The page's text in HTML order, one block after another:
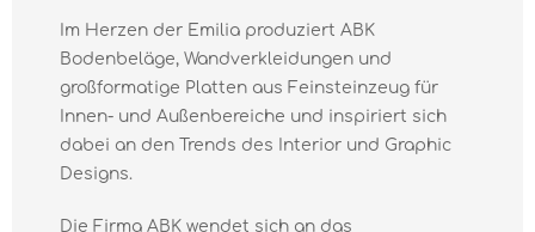
Im Herzen der Emilia produziert ABK
Bodenbeläge, Wandverkleidungen und
großformatige Platten aus Feinsteinzeug für
Innen- und Außenbereiche und inspiriert sich
dabei an den Trends des Interior und Graphic
Designs.
Die Firma ABK wendet sich an das